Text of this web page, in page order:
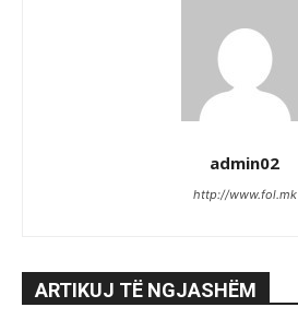
admin02
http://www.fol.mk
ARTIKUJ TË NGJASHËM